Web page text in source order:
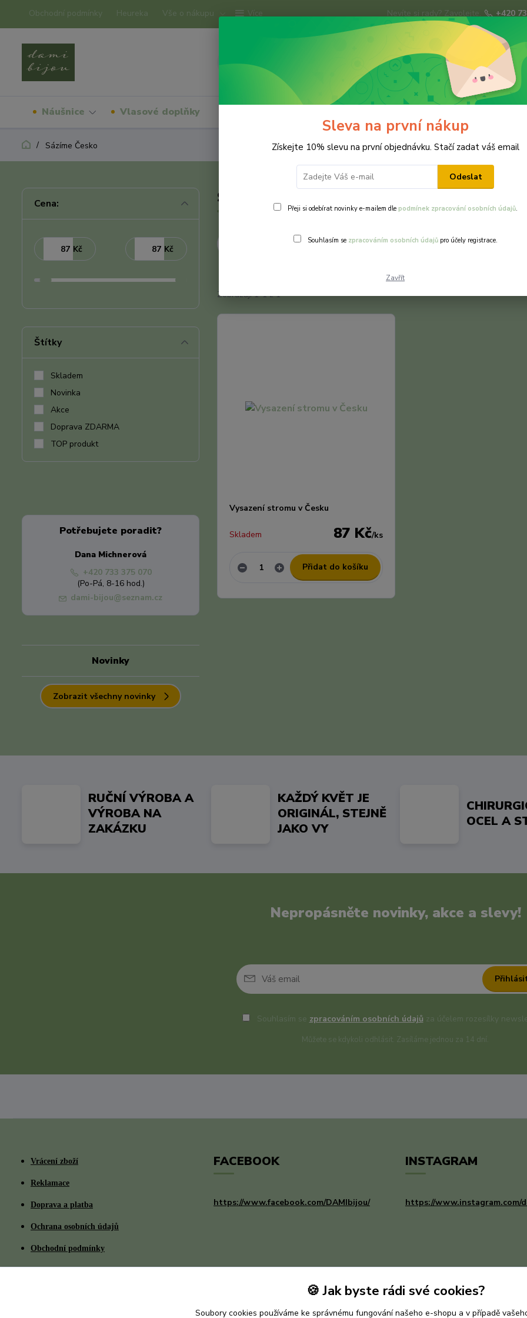
Obchodní podmínky Heureka Vše o nákupu Více Nevíte si rady? Zavolejte. +420
Náušnice Vlasové doplňky
Sázíme Česko
Sázíme Česko
Nejlevnější Nejdražší
Zobrazuji 1-1 z 1
Vysazení stromu v Česku
87 Kč/ks
Skladem
Přidat do košíku
Cena:
Kč Kč
Štítky
Skladem
Novinka
Akce
Doprava ZDARMA
TOP produkt
Potřebujete poradit?
Dana Michnerová
+420 733 375 070
(Po-Pá, 8-16 hod.)
dami-bijou@seznam.cz
Novinky
Zobrazit všechny novinky
RUČNÍ VÝROBA A
VÝROBA NA
ZAKÁZKU
KAŽDÝ KVĚT JE
ORIGINÁL, STEJNĚ
JAKO VY
OCEL A
Nepropásněte novinky, akce a slevy!
Souhlasím se zpracováním osobních údajů za účelem rozesílky
Můžete se kdykoli odhlásit. Zasíláme jednou za 14 dní.
Vrácení zboží
Reklamace
Doprava a platba
Ochrana osobních údajů
Obchodní podmínky
FACEBOOK
https://www.facebook.com/DAMIbijou/
INSTAGRAM
https://www.instagram.com/
Sleva na první nákup
Získejte 10% slevu na první objednávku. Stačí zadat váš email
Odeslat
Přeji si odebírat novinky e-mailem dle podmínek zpracování osobních údajů.
Souhlasím se zpracováním osobních údajůpro účely registrace.
Zavřít
🍪 Jak byste rádi své cookies?
Soubory cookies používáme ke správnému fungování našeho e-shopu a v případě